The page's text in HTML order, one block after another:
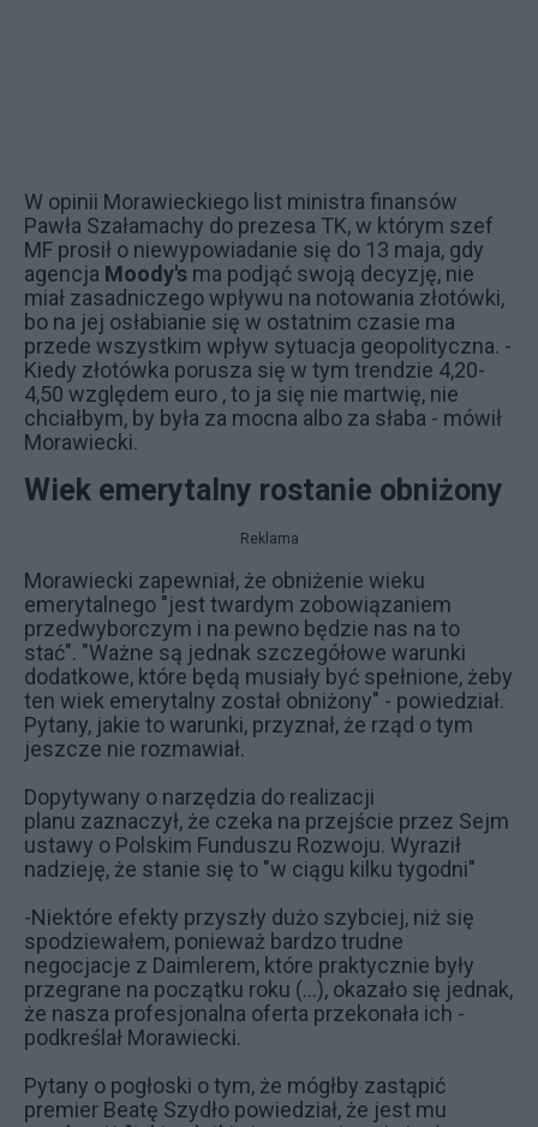
W opinii Morawieckiego list ministra finansów
Pawła Szałamachy do prezesa TK, w którym szef
MF prosił o niewypowiadanie się do 13 maja, gdy
agencja Moody's ma podjąć swoją decyzję, nie
miał zasadniczego wpływu na notowania złotówki,
bo na jej osłabianie się w ostatnim czasie ma
przede wszystkim wpływ sytuacja geopolityczna. -
Kiedy złotówka porusza się w tym trendzie 4,20-
4,50 względem euro , to ja się nie martwię, nie
chciałbym, by była za mocna albo za słaba - mówił
Morawiecki.
Wiek emerytalny rostanie obniżony
Reklama
Morawiecki zapewniał, że obniżenie wieku
emerytalnego "jest twardym zobowiązaniem
przedwyborczym i na pewno będzie nas na to
stać". "Ważne są jednak szczegółowe warunki
dodatkowe, które będą musiały być spełnione, żeby
ten wiek emerytalny został obniżony" - powiedział.
Pytany, jakie to warunki, przyznał, że rząd o tym
jeszcze nie rozmawiał.
Dopytywany o narzędzia do realizacji
planu zaznaczył, że czeka na przejście przez Sejm
ustawy o Polskim Funduszu Rozwoju. Wyraził
nadzieję, że stanie się to "w ciągu kilku tygodni"
-Niektóre efekty przyszły dużo szybciej, niż się
spodziewałem, ponieważ bardzo trudne
negocjacje z Daimlerem, które praktycznie były
przegrane na początku roku (...), okazało się jednak,
że nasza profesjonalna oferta przekonała ich -
podkreślał Morawiecki.
Pytany o pogłoski o tym, że mógłby zastąpić
premier Beatę Szydło powiedział, że jest mu